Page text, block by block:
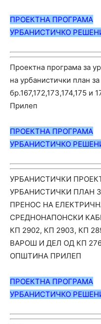
ПРОЕКТНА ПРОГРАМА
УРБАНИСТИЧКО
Проектна програма за
на урбанистички план
бр.167,172,173,174,175 и
Прилеп
ПРОЕКТНА ПРОГРАМА
УРБАНИСТИЧКО
УРБАНИСТИЧКИ
УРБАНИСТИЧКИ ПЛАН
ПРЕНОС НА
СРЕДНОНАПОНСКИ
КП 2902, КП 2903, КП
ВАРОШ И ДЕЛ ОД КП
ОПШТИНА ПРИЛЕП
ПРОЕКТНА ПРОГРАМА
УРБАНИСТИЧКО